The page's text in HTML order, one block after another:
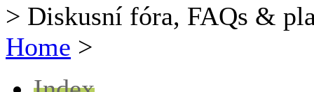
> Diskusní fóra, FAQs &
Home >